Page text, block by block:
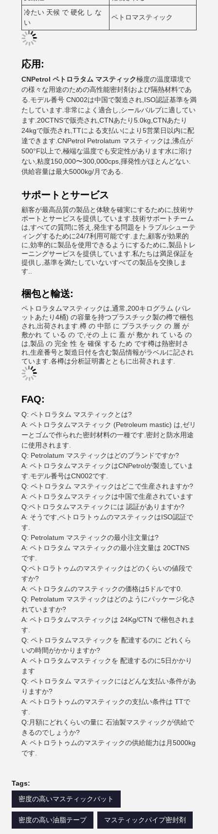
冷たい 天候 で 硬化 し な
い
ペトロマスティック
応用:
CNPetrol ペトロラタム マスティック極度の温度環境で
の様々な用途のための高性能密封剤および隔熱材料であ
る.モデル番号 CN002は中国で製造され,ISO認証基準を満
たしています.非常によく適合し,シールバルブに適してい
ます.20CTNSで販売され,CTNあたり5.0kg,CTNあたり
24kgで販売され,TTによる支払いにより5営業日以内に配
達できます.CNPetrol Petrolatum マスティックは,沸点が
500°F以上で,極端な温度でも安定性があります水に溶け
ない,粘度150,000〜300,000cps,揮発性がほとんどない.
供給容量は最大5000kg/月である.
サポートとサービス
顧客が最高品質の製品と体験を確実にするために,技術サ
ポートとサービスを提供しています.技術サポートチーム
は,すべての質問に答え,発生する問題をトラブルシューテ
ィングするために24/7利用可能です.また,顧客が効果的
に,効率的に製品を使用できるようにするために,製品トレ
ーニングサービスを提供しています.私たちは満足保証を
提供し,基準を満たしていないすべての製品を交換しま
す..
梱包と輸送:
ペトロラタムマスティックは,通常,200キログラム (パレ
ットあたり4桶) の容量を持つプラスチック製の樽で梱包
され,出荷されます.樽 の 中部 に プラスチック の 層 が
敷かれ て いる の で,その 上 に 蓋 が 敷か れ て いる の
は,製品 の 完全 性 を 確保 する ため です樽は熱密封さ
れ,生産番号と製造日付を含む製品情報がラベルに記され
ています.各樽は分析証明書とともに出荷されます.
FAQ:
Q: ペトロラタム マスティックとは?
A: ペトロラタムマスティック (Petroleum mastic) は,ゼリ
ーとゴムで作られた密封材料の一種です.密封と防水用途
に使用されます.
Q: Petrolatum マスティックはどのブランドですか?
A: ペトロラタムマスティックはCNPetrolが製造していま
す.モデル番号はCN002です.
Q: ペトロラタム マスティックはどこで生産されますか?
A: ペトロラタムマスティックは中国で生産されています
Q:ペトロラタムマスティックには 認証がありますか?
A: そうです,ペトロラトゥムのマスティックはISO認証で
す.
Q: Petrolatum マスティックの最小注文量は?
A: ペトロラタム マスティックの最小注文量は 20CTNS
です.
Q:ペトロラトゥムのマスティックはどのくらいの値段で
すか?
A: ペトロラタムのマスティックの価格は5ドルです0.
Q: Petrolatum マスティックはどのようにパッケージ化さ
れていますか?
A: ペトロラタムマスティックは 24Kg/CTN で梱包されま
す.
Q: ペトロラタムマスティックを 配達するのに どれくら
いの時間がかかりますか?
A: ペトロラタムマスティックを 配達するのに5日かかり
ます
Q: ペトロラタム マスティックにはどんな支払い条件があ
りますか?
A: ペトロラトゥムのマスティックの支払い条件は TTで
す.
Q:月額にどれくらいの量に 石油製マスティックが供給で
きるのでしょうか?
A: ペトロラトゥムのマスティックの供給能力は月5000kg
です.
Tags:
密度の高いマスティックパット
密度の高い油脂テープ マスティックパイプ密封剤